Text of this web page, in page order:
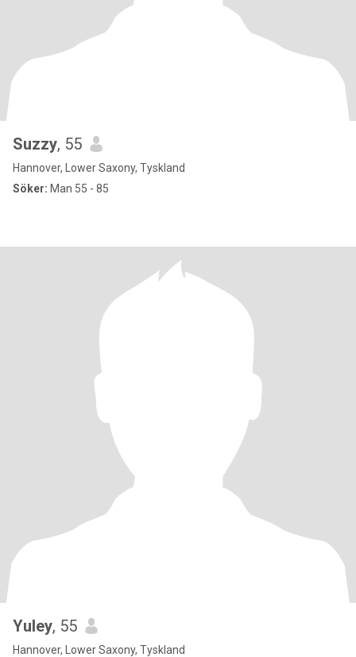
Suzzy, 55
Hannover, Lower Saxony, Tyskland
Söker: Man 55 - 85
Yuley, 55
Hannover, Lower Saxony, Tyskland